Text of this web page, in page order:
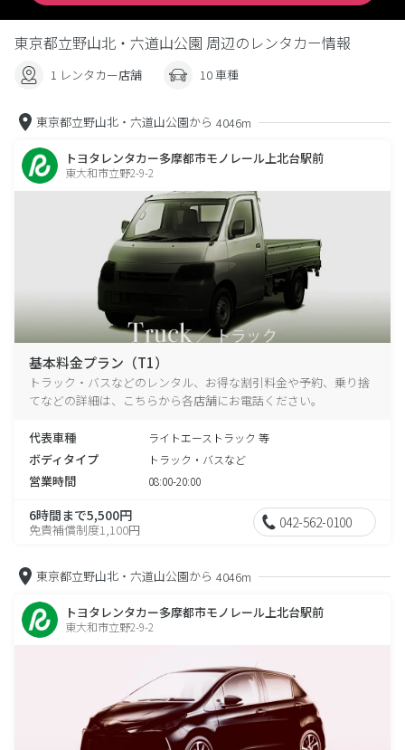
東京都立野山北・六道山公園 周辺のレンタカー情報
1 レンタカー店舗 10 車種
東京都立野山北・六道山公園から 4046m
トヨタレンタカー多摩都市モノレール上北台駅前
東大和市立野2-9-2
基本料金プラン（T1）
トラック・バスなどのレンタル、お得な割引料金や予約、乗り捨
てなどの詳細は、こちらから各店舗にお電話ください。
代表車種 ライトエーストラック 等
ボディタイプ トラック・バスなど
営業時間 08:00-20:00
6時間まで5,500円
免責補償制度1,100円 042-562-0100
東京都立野山北・六道山公園から 4046m
トヨタレンタカー多摩都市モノレール上北台駅前
東大和市立野2-9-2